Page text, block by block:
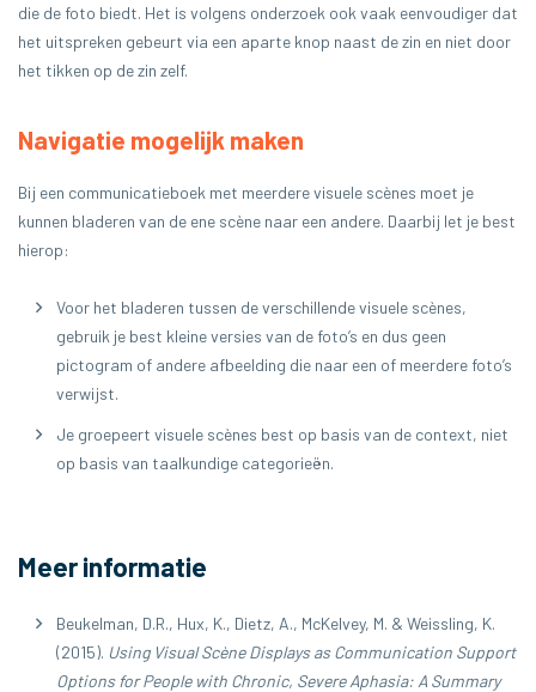
die de foto biedt. Het is volgens onderzoek ook vaak eenvoudiger dat
het uitspreken gebeurt via een aparte knop naast de zin en niet door
het tikken op de zin zelf.
Navigatie mogelijk maken
Bij een communicatieboek met meerdere visuele scènes moet je
kunnen bladeren van de ene scène naar een andere. Daarbij let je best
hierop:
Voor het bladeren tussen de verschillende visuele scènes,
gebruik je best kleine versies van de foto’s en dus geen
pictogram of andere afbeelding die naar een of meerdere foto’s
verwijst.
Je groepeert visuele scènes best op basis van de context, niet
op basis van taalkundige categorieën.
Meer informatie
Beukelman, D.R., Hux, K., Dietz, A., McKelvey, M. & Weissling, K.
(2015). Using Visual Scène Displays as Communication Support
Options for People with Chronic, Severe Aphasia: A Summary